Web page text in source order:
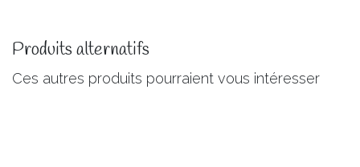
Produits alternatifs
Ces autres produits pourraient vous intéresser